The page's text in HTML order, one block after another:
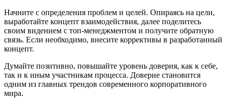
Начните с определения проблем и целей. Опираясь на цели,
выработайте концепт взаимодействия, далее поделитесь
своим видением с топ-менеджментом и получите обратную
связь. Если необходимо, внесите коррективы в разработанный
концепт.
Думайте позитивно, повышайте уровень доверия, как к себе,
так и к иным участникам процесса. Доверие становится
одним из главных трендов современного корпоративного
мира.